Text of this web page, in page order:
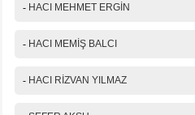
- HACI MEHMET ERGİN
- HACI MEMİŞ BALCI
- HACI RİZVAN YILMAZ